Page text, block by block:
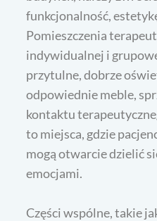
funkcjonalność,
Pomieszczenia
indywidualnej i
przytulne, dobrze
odpowiednie meble,
kontaktu
to miejsca, gdzie
mogą otwarcie dzielić
emocjami.
Części wspólne, takie